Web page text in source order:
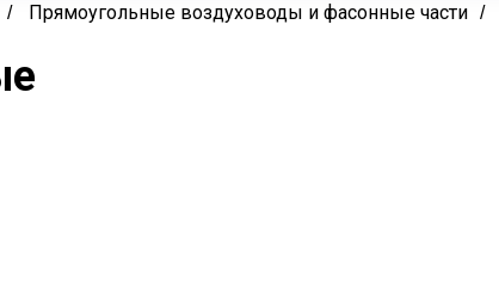
/ Прямоугольные воздуховоды и фасонные части /